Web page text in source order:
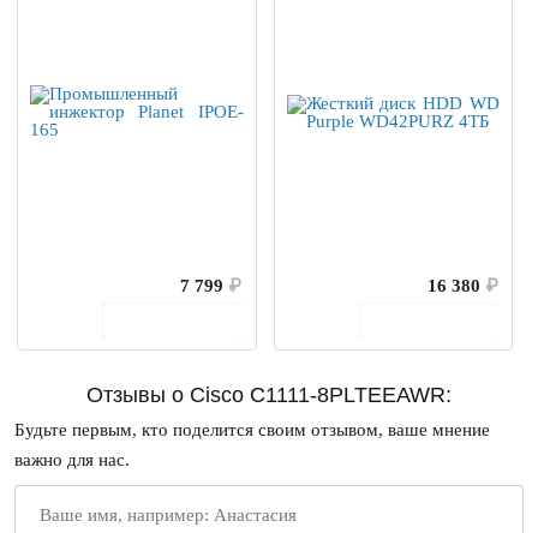
7 799 ₽
16 380 ₽
Отзывы о Cisco C1111-8PLTEEAWR:
Будьте первым, кто поделится своим отзывом, ваше мнение
важно для нас.